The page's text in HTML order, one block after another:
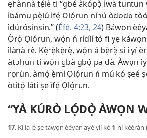
ẹhànnà tẹ́lẹ̀ ti “gbé àkópọ̀ ìwà tuntun
ìbámu pẹ̀lú ìfẹ́ Ọlọ́run nínú òdodo
ìdúróṣinṣin.” (Éfé. 4:​23, 24) Báwọn
Ọ̀rọ̀ Ọlọ́run, wọ́n ń rídìí tó fi yẹ
ìlànà rẹ̀. Kẹ̀rẹ̀kẹ̀rẹ̀, wọ́n á bẹ̀rẹ̀ sí í yí
àtohun tí wọ́n gbà gbọ́ pa dà. Àwọn
rọrùn, àmọ́ ẹ̀mí Ọlọ́run ń mú kó ṣeé
òtítọ́ láti ṣe ìfẹ́ Ọlọ́run.
“YÀ KÚRÒ LỌ́DỌ̀ ÀWỌN
17. Kí la lè ṣe táwọn èèyàn ayé yìí kò fi ní kéèràn